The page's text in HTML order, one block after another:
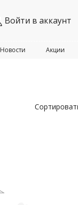
Войти в аккаунт
Акции
Новости